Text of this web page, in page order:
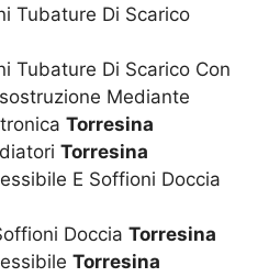
Tubature Di Scarico
Tubature Di Scarico Con
Mediante
Torresina
Torresina
E Soffioni Doccia
Doccia Torresina
Torresina